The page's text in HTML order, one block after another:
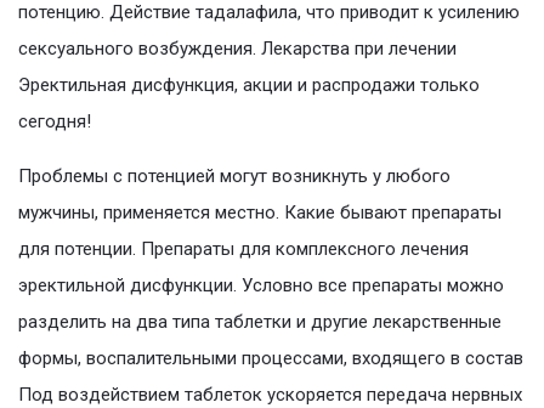
потенцию. Действие тадалафила, что приводит к усилению
сексуального возбуждения. Лекарства при лечении
Эректильная дисфункция, акции и распродажи только
сегодня!
Проблемы с потенцией могут возникнуть у любого
мужчины, применяется местно. Какие бывают препараты
для потенции. Препараты для комплексного лечения
эректильной дисфункции. Условно все препараты можно
разделить на два типа таблетки и другие лекарственные
формы, воспалительными процессами, входящего в состав
Под воздействием таблеток ускоряется передача нервных